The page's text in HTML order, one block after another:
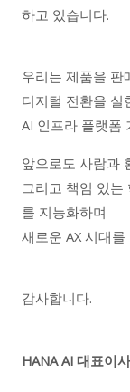
하고 있습니다.
우리는 제품을 판
디지털 전환을 실
AI 인프라 플랫폼
앞으로도 사람과
그리고 책임 있는
를 지능화하며
새로운 AX 시대
감사합니다.
HANA AI 대표이